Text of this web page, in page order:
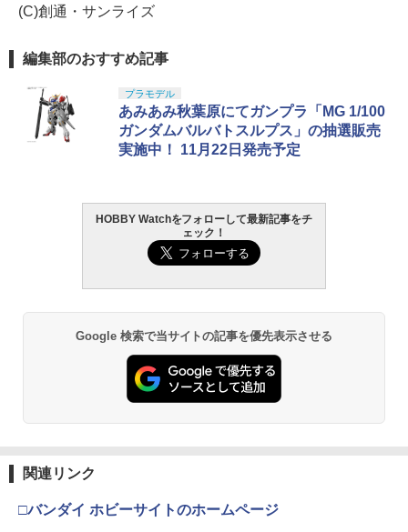
(C)創通・サンライズ
編集部のおすすめ記事
プラモデル
あみあみ秋葉原にてガンプラ「MG 1/100
ガンダムバルバトスルプス」の抽選販売
実施中！ 11月22日発売予定
HOBBY Watchをフォローして最新記事をチ
ェック！
Google 検索で当サイトの記事を優先表示させる
関連リンク
□バンダイ ホビーサイトのホームページ